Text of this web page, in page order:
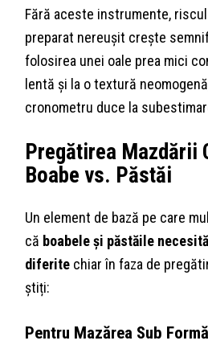
Fără aceste instrumente,
preparat nereușit crește
folosirea unei oale prea mici
lentă și la o textură
cronometru duce la
Pregătirea Mazdării
Boabe vs. Păstăi
Un element de bază pe care
că boabele și păstăile
diferite chiar în faza de
știți:
Pentru Mazărea Sub